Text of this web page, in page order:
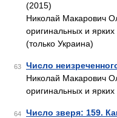
(2015)
Николай Макарович
оригинальных и
(только Украина)
63 Число
Николай Макарович
оригинальных и
64
Число зверя: 159.